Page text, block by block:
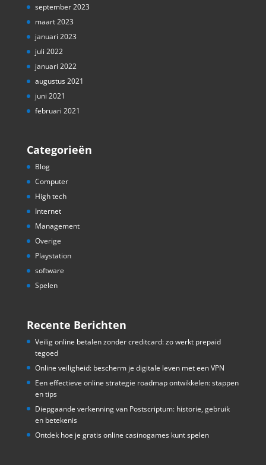
september 2023
maart 2023
januari 2023
juli 2022
januari 2022
augustus 2021
juni 2021
februari 2021
Categorieën
Blog
Computer
High tech
Internet
Management
Overige
Playstation
software
Spelen
Recente Berichten
Veilig online betalen zonder creditcard: zo werkt prepaid
tegoed
Online veiligheid: bescherm je digitale leven met een VPN
Een effectieve online strategie roadmap ontwikkelen: stappen
en tips
Diepgaande verkenning van Postscriptum: historie, gebruik
en betekenis
Ontdek hoe je gratis online casinogames kunt spelen